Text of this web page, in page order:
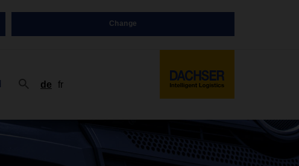
Change
de fr